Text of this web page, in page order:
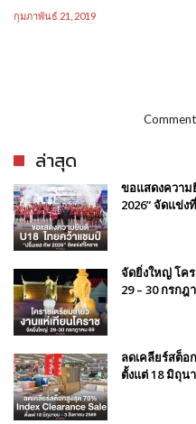
กุมภาพันธ์ 21, 2019
ล่าสุด
ขอแสดงความ
2026” จัดแข่ง
จัดยิ่งใหญ่ โคร
29 – 30 กรกฎ
ลดเคลียร์สต็อ
ตั้งแต่ 18 มิถุน